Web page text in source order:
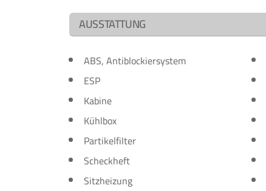
AUSSTATTUNG
ABS, Antiblockiersystem
ESP
Kabine
Kühlbox
Partikelfilter
Scheckheft
Sitzheizung